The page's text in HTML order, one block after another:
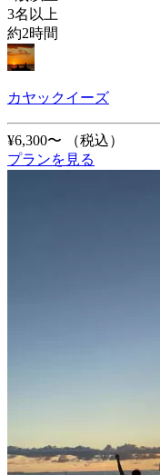
3名以上
約2時間
カヤックイーズ
¥6,300〜
（税込）
プランを見る